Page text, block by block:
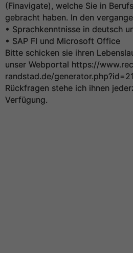
(Finavigate), welche Sie in
gebracht haben. In den
• Sprachkenntnisse in deutsch
• SAP FI und Microsoft Office
Bitte schicken sie ihren
unser Webportal https://
randstad.de/
Rückfragen stehe ich ihnen
Verfügung.